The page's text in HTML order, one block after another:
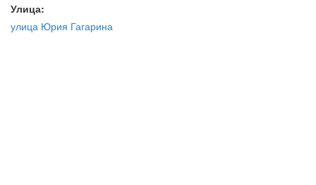
Улица:
улица Юрия Гагарина